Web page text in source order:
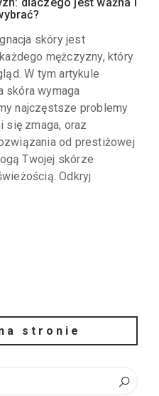
dlaczego jest ważna i
skóry jest
mężczyzny, który
W tym artykule
skóra wymaga
najczęstsze problemy
się zmaga, oraz
od prestiżowej
Twojej skórze
Odkryj
stronie